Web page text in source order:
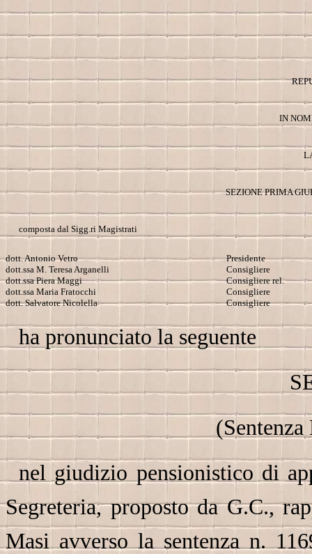
IN
SEZIONE PRIMA
composta dal Sigg.ri Magistrati
dott. Antonio Vetro
Presidente
dott.ssa M. Teresa Arganelli
Consigliere
dott.ssa Piera Maggi
Consigliere rel.
dott.ssa Maria Fratocchi
Consigliere
dott. Salvatore Nicolella
Consigliere
ha pronunciato la seguente
nel giudizio pensionistico di
Segreteria, proposto da G.C.,
Masi avverso la sentenza n.